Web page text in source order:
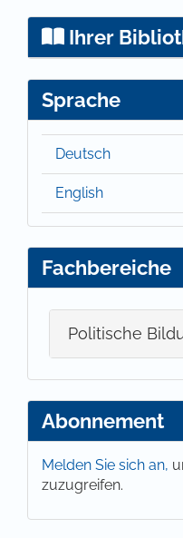
Ihrer
Sprache
Deutsch
English
Fachbereiche
Politische
Abonnement
Melden Sie sich an,
zuzugreifen.